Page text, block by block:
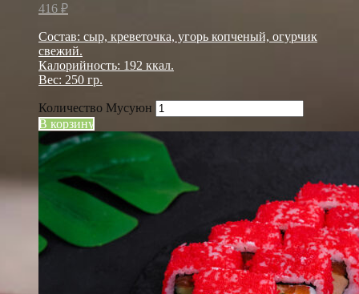
416 ₽
Состав: сыр, креветочка, угорь копченый, огурчик
свежий.
Калорийность: 192 ккал.
Вес: 250 гр.
Количество Мусуюн
В корзину